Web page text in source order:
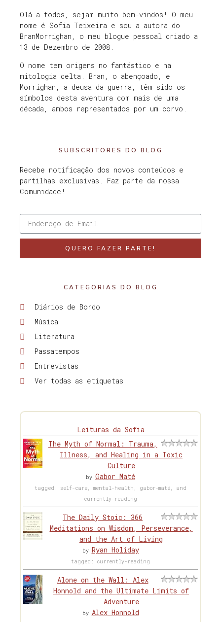
Olá a todos, sejam muito bem-vindos! O meu
nome é Sofia Teixeira e sou a autora do
BranMorrighan, o meu blogue pessoal criado a
13 de Dezembro de 2008.
O nome tem origens no fantástico e na
mitologia celta. Bran, o abençoado, e
Morrighan, a deusa da guerra, têm sido os
símbolos desta aventura com mais de uma
década, ambos representados por um corvo.
SUBSCRITORES DO BLOG
Recebe notificação dos novos conteúdos e
partilhas exclusivas. Faz parte da nossa
Comunidade!
QUERO FAZER PARTE!
CATEGORIAS DO BLOG
Diários de Bordo
Música
Literatura
Passatempos
Entrevistas
Ver todas as etiquetas
Leituras da Sofia
The Myth of Normal: Trauma,
Illness, and Healing in a Toxic
Culture
by Gabor Maté
tagged: self-care, mental-health, gabor-maté, and
currently-reading
The Daily Stoic: 366
Meditations on Wisdom, Perseverance,
and the Art of Living
by Ryan Holiday
tagged: currently-reading
Alone on the Wall: Alex
Honnold and the Ultimate Limits of
Adventure
by Alex Honnold